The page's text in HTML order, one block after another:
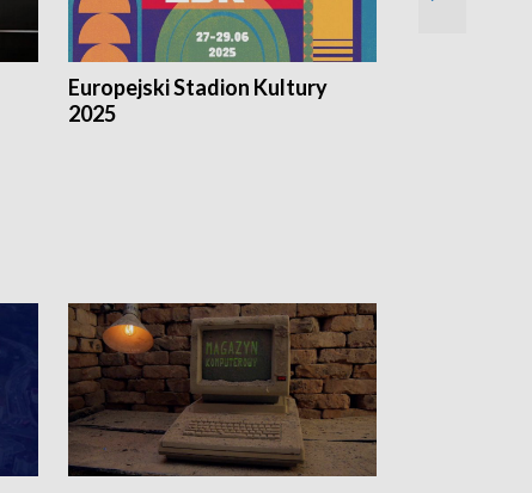
Europejski Stadion Kultury
2025